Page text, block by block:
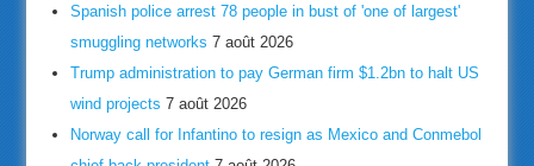
Spanish police arrest 78 people in bust of 'one of largest'
smuggling networks 7 août 2026
Trump administration to pay German firm $1.2bn to halt US
wind projects 7 août 2026
Norway call for Infantino to resign as Mexico and Conmebol